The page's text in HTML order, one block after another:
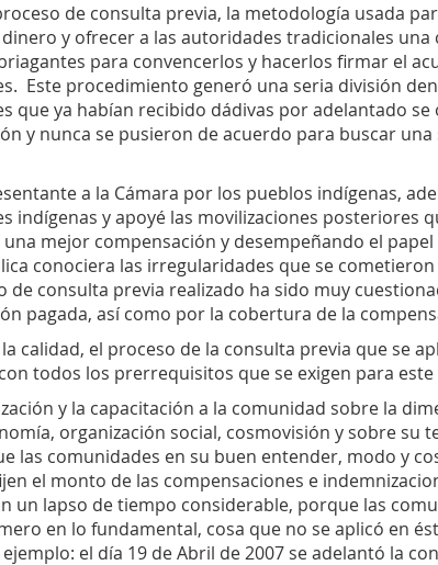
de consulta previa, la metodología usada
y ofrecer a las autoridades tradicionales
para convencerlos y hacerlos firmar el
Este procedimiento generó una seria división
que ya habían recibido dádivas por adelantado
y nunca se pusieron de acuerdo para buscar
a la Cámara por los pueblos indígenas,
indígenas y apoyé las movilizaciones posteriores
mejor compensación y desempeñando el
conociera las irregularidades que se
de consulta previa realizado ha sido muy
pagada, así como por la cobertura de la
calidad, el proceso de la consulta previa que se
todos los prerrequisitos que se exigen para
y la capacitación a la comunidad sobre la
organización social, cosmovisión y sobre su
las comunidades en su buen entender, modo y
el monto de las compensaciones e
un lapso de tiempo considerable, porque las
en lo fundamental, cosa que no se aplicó en
el día 19 de Abril de 2007 se adelantó la